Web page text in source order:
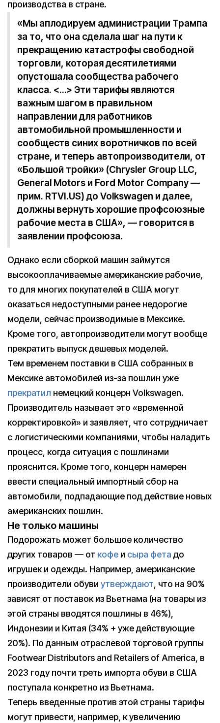
производства в стране.
«Мы аплодируем администрации Трампа
за то, что она сделала шаг на пути к
прекращению катастрофы свободной
торговли, которая десятилетиями
опустошала сообщества рабочего
класса. <…> Эти тарифы являются
важным шагом в правильном
направлении для работников
автомобильной промышленности и
сообществ синих воротничков по всей
стране, и теперь автопроизводители, от
«Большой тройки» (Chrysler Group LLC,
General Motors и Ford Motor Company —
прим. RTVI.US) до Volkswagen и далее,
должны вернуть хорошие профсоюзные
рабочие места в США», — говорится в
заявлении профсоюза.
Однако если сборкой машин займутся
высокооплачиваемые американские рабочие,
то для многих покупателей в США могут
оказаться недоступными ранее недорогие
модели, сейчас производимые в Мексике.
Кроме того, автопроизводители могут вообще
прекратить выпуск дешевых моделей.
Тем временем поставки в США собранных в
Мексике автомобилей из-за пошлин уже
прекратил немецкий концерн Volkswagen.
Производитель называет это «временной
корректировкой» и заявляет, что сотрудничает
с логистическими компаниями, чтобы наладить
процесс, когда ситуация с пошлинами
прояснится. Кроме того, концерн намерен
ввести специальный импортный сбор на
автомобили, подпадающие под действие новых
американских пошлин.
Не только машины
Подорожать может большое количество
других товаров — от кофе и сыра фета до
игрушек и одежды. Например, американские
производители обуви утверждают, что на 90%
зависят от поставок из Вьетнама (на товары из
этой страны вводятся пошлины в 46%),
Индонезии и Китая (34% + уже действующие
20%). По данным отраслевой торговой группы
Footwear Distributors and Retailers of America, в
2023 году почти треть импорта обуви в США
поступала конкретно из Вьетнама.
Теперь введенные против этой страны тарифы
могут привести, например, к увеличению